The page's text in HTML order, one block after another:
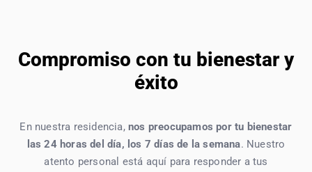
Compromiso con tu bienestar y
éxito
En nuestra residencia,nos preocupamos por tu bienestar
las 24 horas del día, los 7 días de la semana. Nuestro
atento personal está aquí para responder a tus